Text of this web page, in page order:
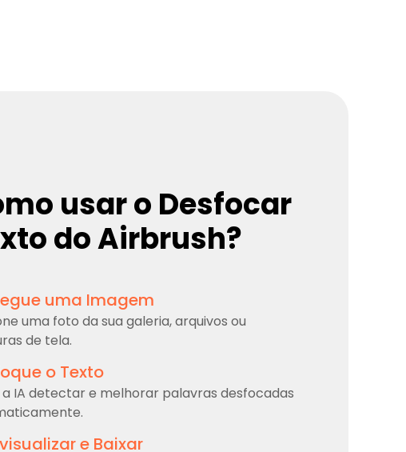
usar o Desfocar
do Airbrush?
uma Imagem
uma foto da sua galeria, arquivos ou
de tela.
o Texto
a IA detectar e melhorar palavras desfocadas
e Baixar